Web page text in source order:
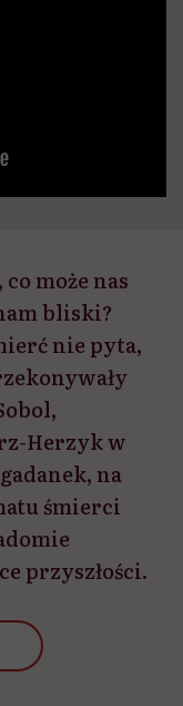
może nas
bliski?
nie pyta,
Herzyk w
na
śmierci
przyszłości.